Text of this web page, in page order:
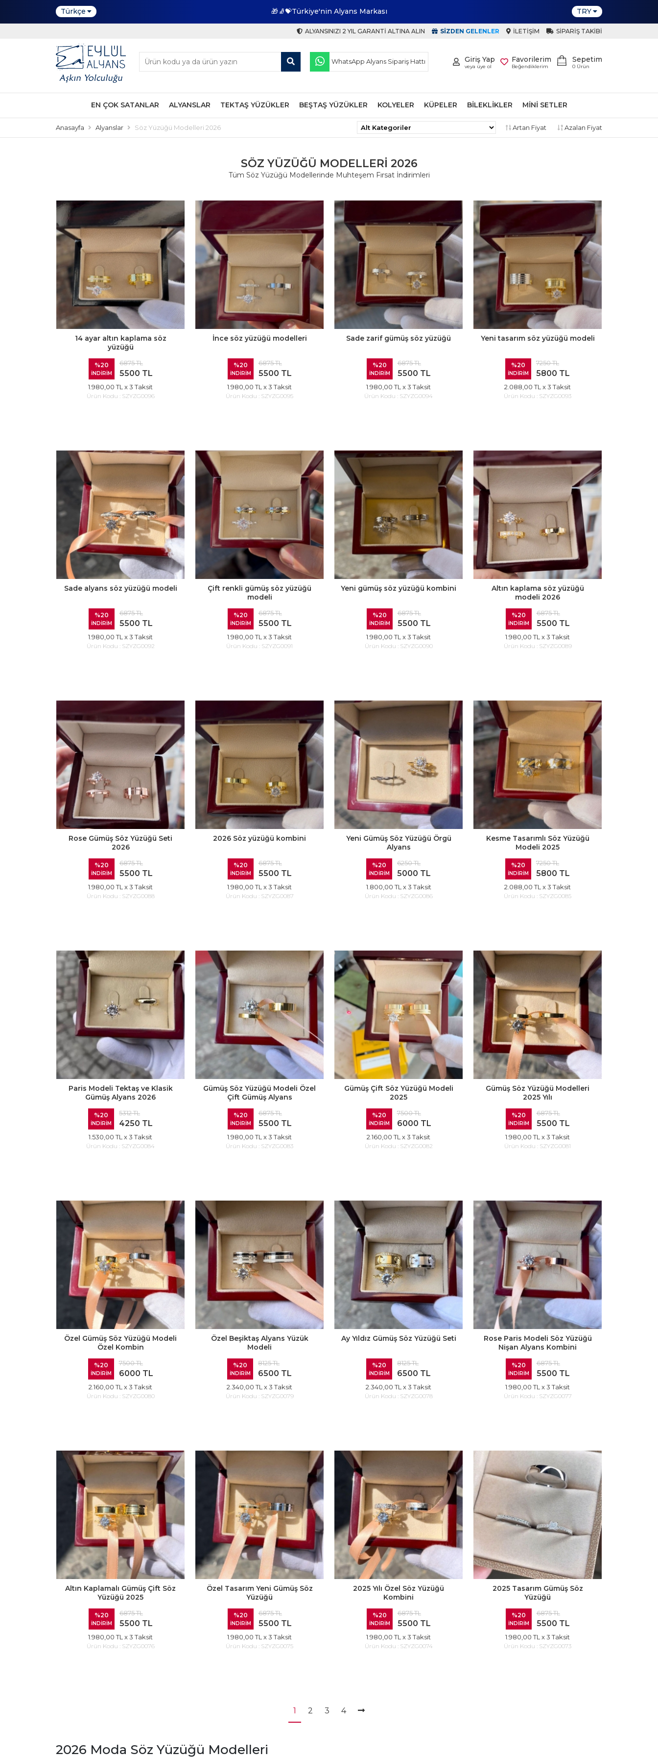
Türkçe 🎁🧦💝Türkiye'nin Alyans Markası TRY
ALYANSINIZI 2 YIL GARANTI ALTINA ALIN SIZDEN GELENLER İLETIŞIM SIPARIŞ TAKIBI
Sepetim
0 Ürün
Favorilerim
Beğendiklerim
Giriş Yap
veya üye ol
WhatsApp Alyans Sipariş Hattı
EN ÇOK SATANLAR ALYANSLAR TEKTAŞ YÜZÜKLER BEŞTAŞ YÜZÜKLER KOLYELER KÜPELER BILEKLIKLER MINI SETLER
Anasayfa Alyanslar Söz Yüzüğü Modelleri 2026 Artan Fiyat Azalan Fiyat
SÖZ YÜZÜĞÜ MODELLERI 2026
Tüm Söz Yüzüğü Modellerinde Muhteşem Fırsat İndirimleri
14 ayar altın kaplama söz
yüzüğü
%20
İNDİRİM
6875 TL
5500 TL
1.980,00 TL x 3 Taksit
Ürün Kodu : SZYZG0096
İnce söz yüzüğü modelleri
%20
İNDİRİM
6875 TL
5500 TL
1.980,00 TL x 3 Taksit
Ürün Kodu : SZYZG0095
Sade zarif gümüş söz yüzüğü
%20
İNDİRİM
6875 TL
5500 TL
1.980,00 TL x 3 Taksit
Ürün Kodu : SZYZG0094
Yeni tasarım söz yüzüğü modeli
%20
İNDİRİM
7250 TL
5800 TL
2.088,00 TL x 3 Taksit
Ürün Kodu : SZYZG0093
Sade alyans söz yüzüğü modeli
%20
İNDİRİM
6875 TL
5500 TL
1.980,00 TL x 3 Taksit
Ürün Kodu : SZYZG0092
Çift renkli gümüş söz yüzüğü
modeli
%20
İNDİRİM
6875 TL
5500 TL
1.980,00 TL x 3 Taksit
Ürün Kodu : SZYZG0091
Yeni gümüş söz yüzüğü kombini
%20
İNDİRİM
6875 TL
5500 TL
1.980,00 TL x 3 Taksit
Ürün Kodu : SZYZG0090
Altın kaplama söz yüzüğü
modeli 2026
%20
İNDİRİM
6875 TL
5500 TL
1.980,00 TL x 3 Taksit
Ürün Kodu : SZYZG0089
Rose Gümüş Söz Yüzüğü Seti
2026
%20
İNDİRİM
6875 TL
5500 TL
1.980,00 TL x 3 Taksit
Ürün Kodu : SZYZG0088
2026 Söz yüzüğü kombini
%20
İNDİRİM
6875 TL
5500 TL
1.980,00 TL x 3 Taksit
Ürün Kodu : SZYZG0087
Yeni Gümüş Söz Yüzüğü Örgü
Alyans
%20
İNDİRİM
6250 TL
5000 TL
1.800,00 TL x 3 Taksit
Ürün Kodu : SZYZG0086
Kesme Tasarımlı Söz Yüzüğü
Modeli 2025
%20
İNDİRİM
7250 TL
5800 TL
2.088,00 TL x 3 Taksit
Ürün Kodu : SZYZG0085
Paris Modeli Tektaş ve Klasik
Gümüş Alyans 2026
%20
İNDİRİM
5312 TL
4250 TL
1.530,00 TL x 3 Taksit
Ürün Kodu : SZYZG0084
Gümüş Söz Yüzüğü Modeli Özel
Çift Gümüş Alyans
%20
İNDİRİM
6875 TL
5500 TL
1.980,00 TL x 3 Taksit
Ürün Kodu : SZYZG0083
Gümüş Çift Söz Yüzüğü Modeli
2025
%20
İNDİRİM
7500 TL
6000 TL
2.160,00 TL x 3 Taksit
Ürün Kodu : SZYZG0082
Gümüş Söz Yüzüğü Modelleri
2025 Yılı
%20
İNDİRİM
6875 TL
5500 TL
1.980,00 TL x 3 Taksit
Ürün Kodu : SZYZG0081
Özel Gümüş Söz Yüzüğü Modeli
Özel Kombin
%20
İNDİRİM
7500 TL
6000 TL
2.160,00 TL x 3 Taksit
Ürün Kodu : SZYZG0080
Özel Beşiktaş Alyans Yüzük
Modeli
%20
İNDİRİM
8125 TL
6500 TL
2.340,00 TL x 3 Taksit
Ürün Kodu : SZYZG0079
Ay Yıldız Gümüş Söz Yüzüğü Seti
%20
İNDİRİM
8125 TL
6500 TL
2.340,00 TL x 3 Taksit
Ürün Kodu : SZYZG0078
Rose Paris Modeli Söz Yüzüğü
Nişan Alyans Kombini
%20
İNDİRİM
6875 TL
5500 TL
1.980,00 TL x 3 Taksit
Ürün Kodu : SZYZG0077
Altın Kaplamalı Gümüş Çift Söz
Yüzüğü 2025
%20
İNDİRİM
6875 TL
5500 TL
1.980,00 TL x 3 Taksit
Ürün Kodu : SZYZG0076
Özel Tasarım Yeni Gümüş Söz
Yüzüğü
%20
İNDİRİM
6875 TL
5500 TL
1.980,00 TL x 3 Taksit
Ürün Kodu : SZYZG0075
2025 Yılı Özel Söz Yüzüğü
Kombini
%20
İNDİRİM
6875 TL
5500 TL
1.980,00 TL x 3 Taksit
Ürün Kodu : SZYZG0074
2025 Tasarım Gümüş Söz
Yüzüğü
%20
İNDİRİM
6875 TL
5500 TL
1.980,00 TL x 3 Taksit
Ürün Kodu : SZYZG0073
1 2 3 4
2026 Moda Söz Yüzüğü Modelleri